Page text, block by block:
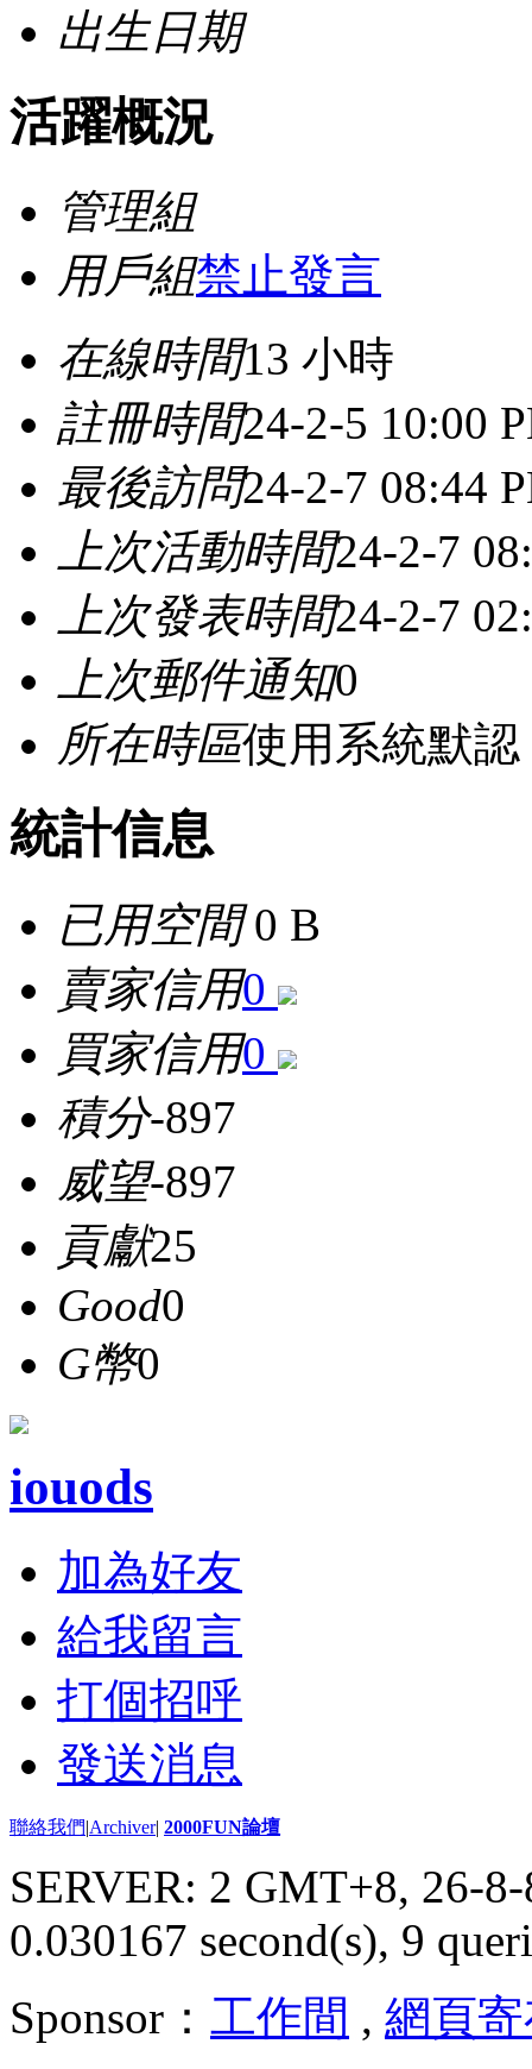
出生日期
活躍概況
管理組
用戶組禁止發言
在線時間13 小時
註冊時間24-2-5 10:00
最後訪問24-2-7 08:44
上次活動時間24-2-7
上次發表時間24-2-7
上次郵件通知0
所在時區使用系統默認
統計信息
已用空間0 B
賣家信用0
買家信用0
積分-897
威望-897
貢獻25
Good0
G幣0
iouods
加為好友
給我留言
打個招呼
發送消息
聯絡我們|Archiver| 2000FUN論壇
SERVER: 2 GMT+8, 26-
0.030167 second(s), 9
Sponsor： 工作間 , 網頁